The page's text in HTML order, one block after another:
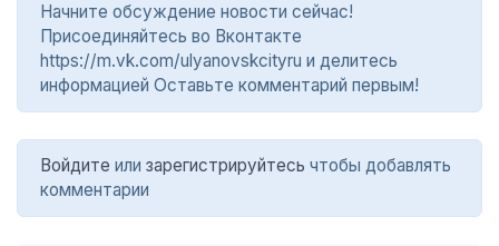
Начните обсуждение новости сейчас!
Присоединяйтесь во Вконтакте
https://m.vk.com/ulyanovskcityru и делитесь
информацией Оставьте комментарий первым!
Войдите или зарегистрируйтесь чтобы добавлять
комментарии